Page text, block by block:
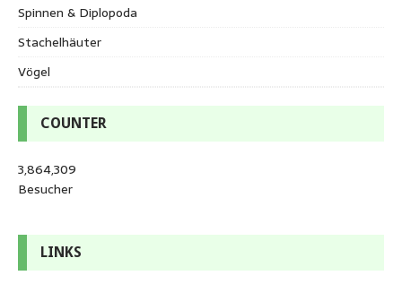
Spinnen & Diplopoda
Stachelhäuter
Vögel
COUNTER
3,864,309
Besucher
LINKS